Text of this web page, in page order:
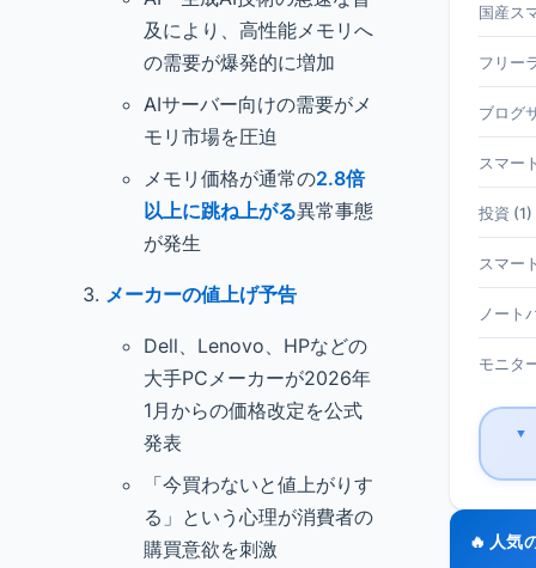
及により、高性能メモリへ
の需要が爆発的に増加
AIサーバー向けの需要がメ
モリ市場を圧迫
メモリ価格が通常の2.8倍
以上に跳ね上がる異常事態
が発生
メーカーの値上げ予告
Dell、Lenovo、HPなどの
大手PCメーカーが2026年
1月からの価格改定を公式
発表
「今買わないと値上がりす
る」という心理が消費者の
購買意欲を刺激
国産ス
フリー
ブログ
スマー
投資 (1)
スマー
ノート
モニタ
▼
🔥 人気